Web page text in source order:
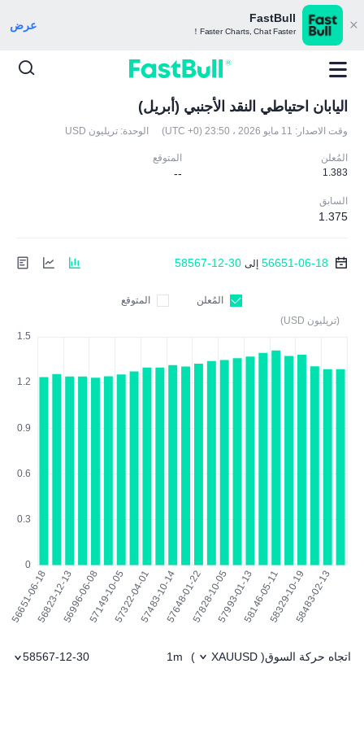
FastBull
Faster Charts, Chat Faster！ عرض
اليابان احتياطي النقد الأجنبي (أبريل)
وقت الاصدار: 11 مايو 2026 ، 23:50 (UTC +0) الوحدة: تريليون USD
المُعلن
1.383
المتوقع
--
السابق
1.375
56651-06-18 إلى 58567-12-30
المُعلن
المتوقع
(تريليون USD)
اتجاه حركة السوق(
XAUUSD
)
1m
58567-12-30